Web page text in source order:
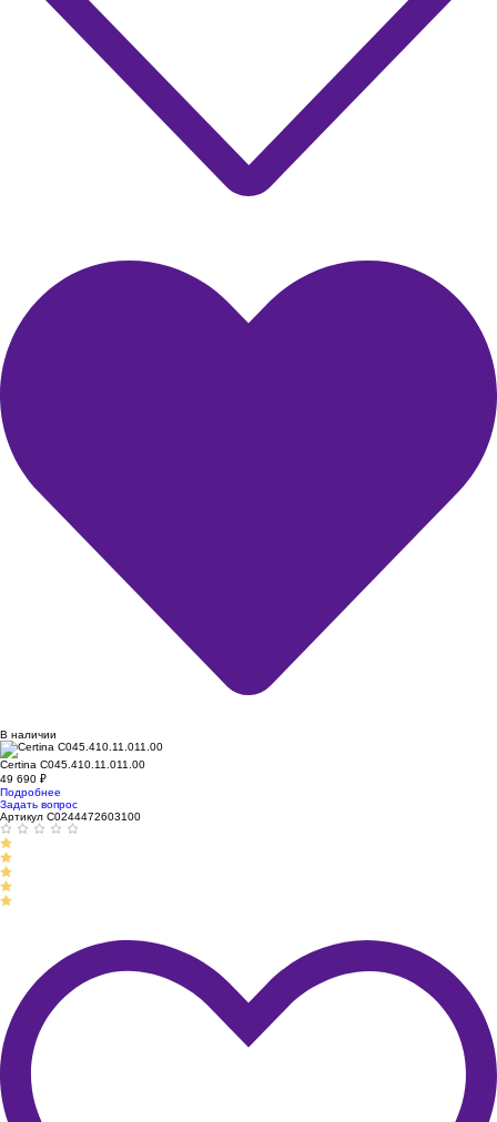
В наличии
Certina C045.410.11.011.00
49 690 ₽
Подробнее
Задать вопрос
Артикул C0244472603100